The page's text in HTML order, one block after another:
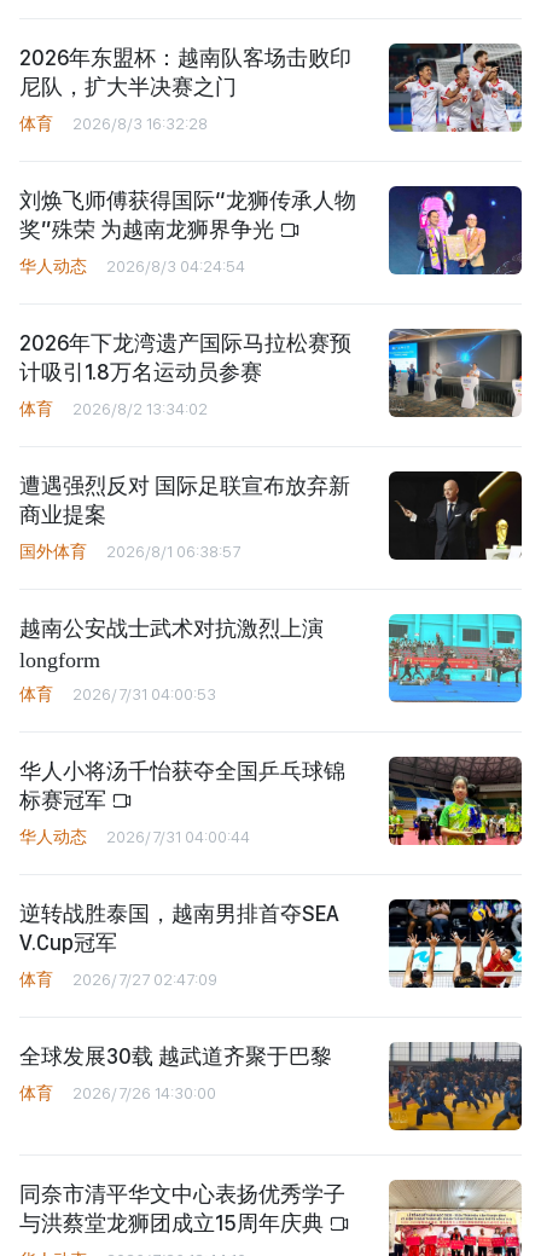
2026年东盟杯：越南队客场击败印
尼队，扩大半决赛之门
体育 2026/8/3 16:32:28
刘焕飞师傅获得国际“龙狮传承人物
奖”殊荣 为越南龙狮界争光
华人动态 2026/8/3 04:24:54
2026年下龙湾遗产国际马拉松赛预
计吸引1.8万名运动员参赛
体育 2026/8/2 13:34:02
遭遇强烈反对 国际足联宣布放弃新
商业提案
国外体育 2026/8/1 06:38:57
越南公安战士武术对抗激烈上演
longform
体育 2026/7/31 04:00:53
华人小将汤千怡获夺全国乒乓球锦
标赛冠军
华人动态 2026/7/31 04:00:44
逆转战胜泰国，越南男排首夺SEA
V.Cup冠军
体育 2026/7/27 02:47:09
全球发展30载 越武道齐聚于巴黎
体育 2026/7/26 14:30:00
同奈市清平华文中心表扬优秀学子
与洪蔡堂龙狮团成立15周年庆典